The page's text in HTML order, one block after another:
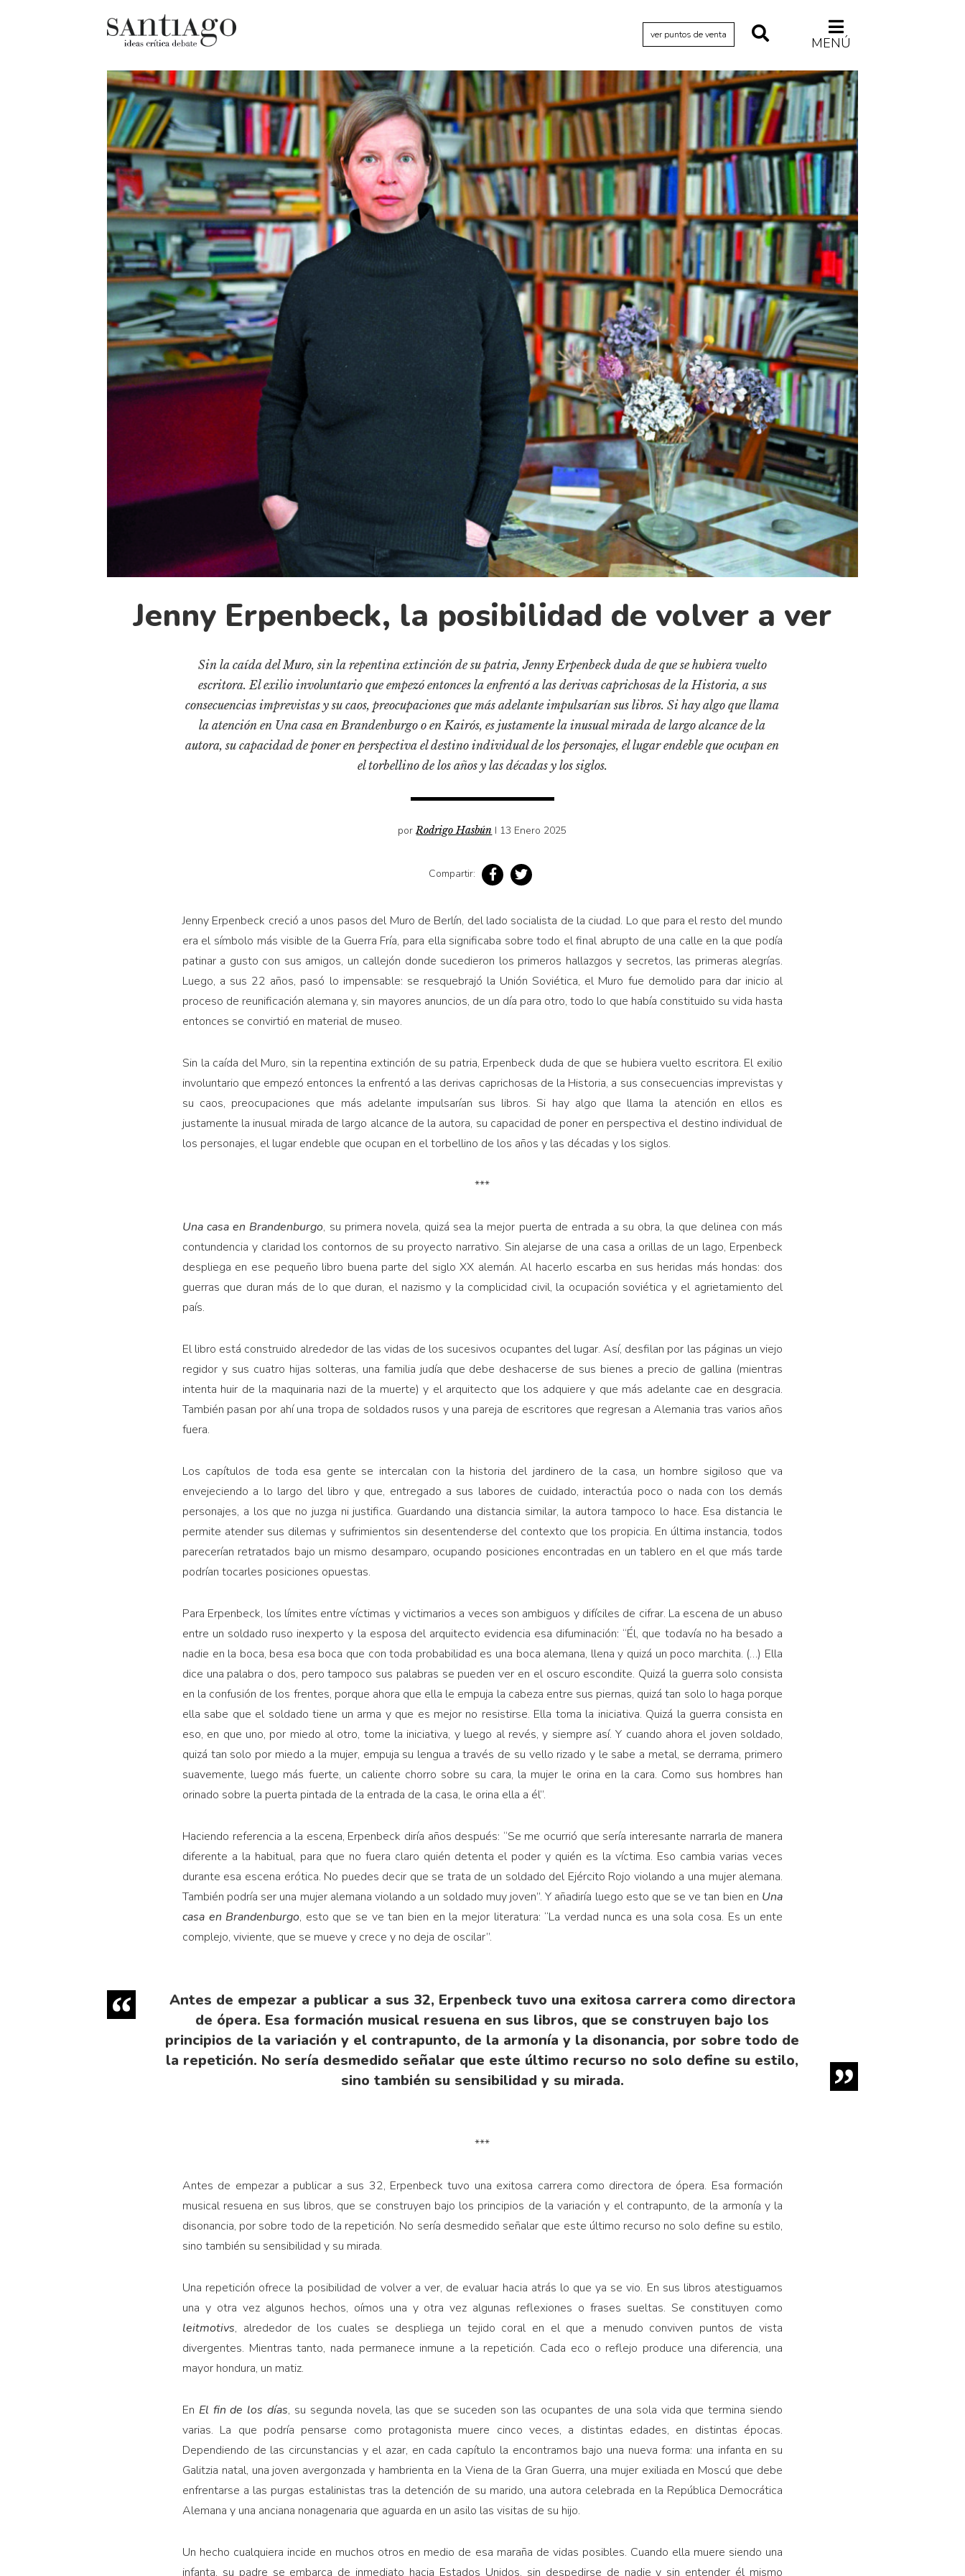
ver puntos de venta MENÚ
Actualidad
Archivo Cenfoto-UDP
Arquetipos de situación
Artes visuales
Ciencia
Cine y televisión
Ciudad
Cómics
Críticas
Cultura
Diccionario portátil de la literatura
chilena
Documentos
Fragmentos
Gran reserva
Historia
Historia material de los libros
Lagunas mentales
Libros
Libros usados
Literatura
Medioambiente
Narrativas visuales
Pensamiento
Pensamiento ilustrado
Personaje
Personajes secundarios
Política
Relecturas
Sociedad
Turismo accidental
Vidas paralelas
Voces y lecturas
Jenny Erpenbeck, la posibilidad de volver a ver
Sin la caída del Muro, sin la repentina extinción de su patria, Jenny Erpenbeck duda de que se hubiera vuelto
escritora. El exilio involuntario que empezó entonces la enfrentó a las derivas caprichosas de la Historia, a sus
consecuencias imprevistas y su caos, preocupaciones que más adelante impulsarían sus libros. Si hay algo que llama
la atención en Una casa en Brandenburgo o en Kairós, es justamente la inusual mirada de largo alcance de la
autora, su capacidad de poner en perspectiva el destino individual de los personajes, el lugar endeble que ocupan en
el torbellino de los años y las décadas y los siglos.
porRodrigo Hasbún I 13 Enero 2025
Compartir:
Jenny Erpenbeck creció a unos pasos del Muro de Berlín, del lado socialista de la ciudad. Lo que para el resto del mundo
era el símbolo más visible de la Guerra Fría, para ella significaba sobre todo el final abrupto de una calle en la que podía
patinar a gusto con sus amigos, un callejón donde sucedieron los primeros hallazgos y secretos, las primeras alegrías.
Luego, a sus 22 años, pasó lo impensable: se resquebrajó la Unión Soviética, el Muro fue demolido para dar inicio al
proceso de reunificación alemana y, sin mayores anuncios, de un día para otro, todo lo que había constituido su vida hasta
entonces se convirtió en material de museo.
Sin la caída del Muro, sin la repentina extinción de su patria, Erpenbeck duda de que se hubiera vuelto escritora. El exilio
involuntario que empezó entonces la enfrentó a las derivas caprichosas de la Historia, a sus consecuencias imprevistas y
su caos, preocupaciones que más adelante impulsarían sus libros. Si hay algo que llama la atención en ellos es
justamente la inusual mirada de largo alcance de la autora, su capacidad de poner en perspectiva el destino individual de
los personajes, el lugar endeble que ocupan en el torbellino de los años y las décadas y los siglos.
***
Una casa en Brandenburgo, su primera novela, quizá sea la mejor puerta de entrada a su obra, la que delinea con más
contundencia y claridad los contornos de su proyecto narrativo. Sin alejarse de una casa a orillas de un lago, Erpenbeck
despliega en ese pequeño libro buena parte del siglo XX alemán. Al hacerlo escarba en sus heridas más hondas: dos
guerras que duran más de lo que duran, el nazismo y la complicidad civil, la ocupación soviética y el agrietamiento del
país.
El libro está construido alrededor de las vidas de los sucesivos ocupantes del lugar. Así, desfilan por las páginas un viejo
regidor y sus cuatro hijas solteras, una familia judía que debe deshacerse de sus bienes a precio de gallina (mientras
intenta huir de la maquinaria nazi de la muerte) y el arquitecto que los adquiere y que más adelante cae en desgracia.
También pasan por ahí una tropa de soldados rusos y una pareja de escritores que regresan a Alemania tras varios años
fuera.
Los capítulos de toda esa gente se intercalan con la historia del jardinero de la casa, un hombre sigiloso que va
envejeciendo a lo largo del libro y que, entregado a sus labores de cuidado, interactúa poco o nada con los demás
personajes, a los que no juzga ni justifica. Guardando una distancia similar, la autora tampoco lo hace. Esa distancia le
permite atender sus dilemas y sufrimientos sin desentenderse del contexto que los propicia. En última instancia, todos
parecerían retratados bajo un mismo desamparo, ocupando posiciones encontradas en un tablero en el que más tarde
podrían tocarles posiciones opuestas.
Para Erpenbeck, los límites entre víctimas y victimarios a veces son ambiguos y difíciles de cifrar. La escena de un abuso
entre un soldado ruso inexperto y la esposa del arquitecto evidencia esa difuminación: “Él, que todavía no ha besado a
nadie en la boca, besa esa boca que con toda probabilidad es una boca alemana, llena y quizá un poco marchita. (…) Ella
dice una palabra o dos, pero tampoco sus palabras se pueden ver en el oscuro escondite. Quizá la guerra solo consista
en la confusión de los frentes, porque ahora que ella le empuja la cabeza entre sus piernas, quizá tan solo lo haga porque
ella sabe que el soldado tiene un arma y que es mejor no resistirse. Ella toma la iniciativa. Quizá la guerra consista en
eso, en que uno, por miedo al otro, tome la iniciativa, y luego al revés, y siempre así. Y cuando ahora el joven soldado,
quizá tan solo por miedo a la mujer, empuja su lengua a través de su vello rizado y le sabe a metal, se derrama, primero
suavemente, luego más fuerte, un caliente chorro sobre su cara, la mujer le orina en la cara. Como sus hombres han
orinado sobre la puerta pintada de la entrada de la casa, le orina ella a él”.
Haciendo referencia a la escena, Erpenbeck diría años después: “Se me ocurrió que sería interesante narrarla de manera
diferente a la habitual, para que no fuera claro quién detenta el poder y quién es la víctima. Eso cambia varias veces
durante esa escena erótica. No puedes decir que se trata de un soldado del Ejército Rojo violando a una mujer alemana.
También podría ser una mujer alemana violando a un soldado muy joven”. Y añadiría luego esto que se ve tan bien en Una
casa en Brandenburgo, esto que se ve tan bien en la mejor literatura: “La verdad nunca es una sola cosa. Es un ente
complejo, viviente, que se mueve y crece y no deja de oscilar”.
Antes de empezar a publicar a sus 32, Erpenbeck tuvo una exitosa carrera como directora
de ópera. Esa formación musical resuena en sus libros, que se construyen bajo los
principios de la variación y el contrapunto, de la armonía y la disonancia, por sobre todo de
la repetición. No sería desmedido señalar que este último recurso no solo define su estilo,
sino también su sensibilidad y su mirada.
***
Antes de empezar a publicar a sus 32, Erpenbeck tuvo una exitosa carrera como directora de ópera. Esa formación
musical resuena en sus libros, que se construyen bajo los principios de la variación y el contrapunto, de la armonía y la
disonancia, por sobre todo de la repetición. No sería desmedido señalar que este último recurso no solo define su estilo,
sino también su sensibilidad y su mirada.
Una repetición ofrece la posibilidad de volver a ver, de evaluar hacia atrás lo que ya se vio. En sus libros atestiguamos
una y otra vez algunos hechos, oímos una y otra vez algunas reflexiones o frases sueltas. Se constituyen como
leitmotivs, alrededor de los cuales se despliega un tejido coral en el que a menudo conviven puntos de vista
divergentes. Mientras tanto, nada permanece inmune a la repetición. Cada eco o reflejo produce una diferencia, una
mayor hondura, un matiz.
En El fin de los días, su segunda novela, las que se suceden son las ocupantes de una sola vida que termina siendo
varias. La que podría pensarse como protagonista muere cinco veces, a distintas edades, en distintas épocas.
Dependiendo de las circunstancias y el azar, en cada capítulo la encontramos bajo una nueva forma: una infanta en su
Galitzia natal, una joven avergonzada y hambrienta en la Viena de la Gran Guerra, una mujer exiliada en Moscú que debe
enfrentarse a las purgas estalinistas tras la detención de su marido, una autora celebrada en la República Democrática
Alemana y una anciana nonagenaria que aguarda en un asilo las visitas de su hijo.
Un hecho cualquiera incide en muchos otros en medio de esa maraña de vidas posibles. Cuando ella muere siendo una
infanta, su padre se embarca de inmediato hacia Estados Unidos, sin despedirse de nadie y sin entender él mismo